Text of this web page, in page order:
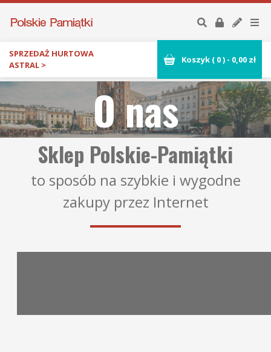
SPRZEDAŻ HURTOWA
ASTRAL >
Koszyk ( 0) - 0,00 zł
O nas
Sklep Polskie-Pamiątki
to sposób na szybkie i wygodne
zakupy przez Internet